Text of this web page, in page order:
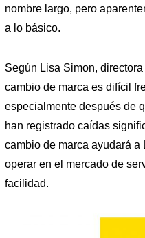
nombre largo, pero
a lo básico.
Según Lisa Simon,
cambio de marca es difícil
especialmente después de
han registrado caídas
cambio de marca ayudará
operar en el mercado de
facilidad.